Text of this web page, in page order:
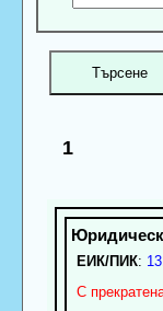
1
ЕИК/ПИК:
С